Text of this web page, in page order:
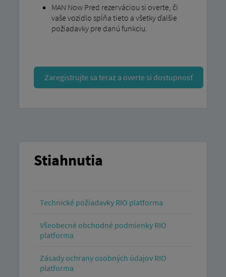
MAN Now Pred rezerváciou si overte, či
vaše vozidlo spĺňa tieto a všetky ďalšie
požiadavky pre danú funkciu.
Zaregistrujte sa teraz a overte si dostupnosť
Stiahnutia
Technické požiadavky RIO platforma
Všeobecné obchodné podmienky RIO
platforma
Zásady ochrany osobných údajov RIO
platforma